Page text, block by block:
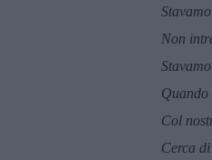
Non
Quando
Col
Cerca